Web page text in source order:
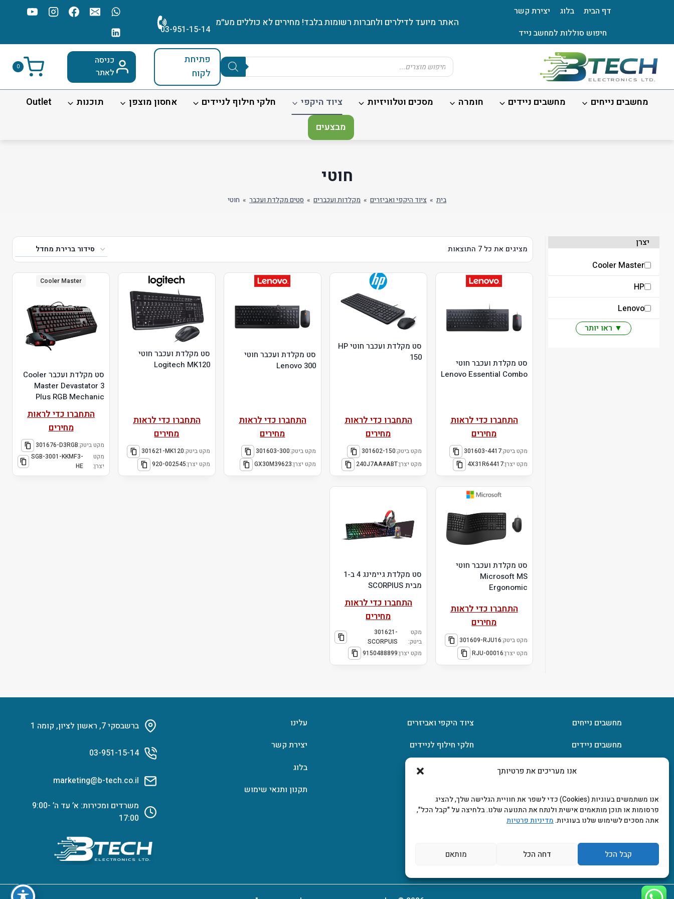
אנו מעריכים את פרטיותך
אנו משתמשים בעוגיות (Cookies) כדי לשפר את חוויית הגלישה שלך, להציג
פרסומות או תוכן מותאמים אישית ולנתח את התנועה שלנו. בלחיצה על "קבל הכל",
אתה מסכים לשימוש שלנו בעוגיות.מדיניות פרטיות
קבל הכל דחה הכל מותאם
דף הבית בלוג
יצירת קשר
חיפוש סוללות למחשב נייד
האתר מיועד לדילרים ולחברות רשומות בלבד! מחירים לא כוללים מע׳׳מ
03-951-15-14
Products
search
פתיחת
לקוח
כניסה
לאתר
0
מחשבים נייחים מחשבים ניידים חומרה מסכים וטלוויזיות ציוד היקפי חלקי חילוף לניידים אחסון מוצפן תוכנות
Outlet
מבצעים
חוטי
בית » ציוד היקפי ואביזרים » מקלדות ועכברים » סטים מקלדת ועכבר » חוטי
מציגים את כל ⁦7⁩ התוצאות
סט מקלדת ועכבר חוטי
Lenovo Essential Combo
התחברו כדי לראות
מחירים
מקט ביטק:301603-4417
מקט יצרן:4X31R64417
סט מקלדת ועכבר חוטי HP
150
התחברו כדי לראות
מחירים
מקט ביטק:301602-150
מקט יצרן:240J7AA#ABT
סט מקלדת ועכבר חוטי
Lenovo 300
התחברו כדי לראות
מחירים
מקט ביטק:301603-300
מקט יצרן:GX30M39623
סט מקלדת ועכבר חוטי
Logitech MK120
התחברו כדי לראות
מחירים
מקט ביטק:301621-MK120
מקט יצרן:920-002545
Cooler Master
סט מקלדת ועכבר Cooler
Master Devastator 3
Plus RGB Mechanic
התחברו כדי לראות
מחירים
מקט ביטק:301676-D3RGB
מקט
יצרן:
SGB-3001-KKMF3-
HE
סט מקלדת ועכבר חוטי
Microsoft MS
Ergonomic
התחברו כדי לראות
מחירים
מקט ביטק:301609-RJU16
מקט יצרן:RJU-00016
סט מקלדת גיימינג 4 ב-1
מבית SCORPIUS
התחברו כדי לראות
מחירים
מקט
ביטק:
301621-
SCORPUIS
מקט יצרן:9150488899
יצרן
Cooler Master
HP
Lenovo
▼ ראו יותר
מחשבים נייחים
מחשבים ניידים
ציוד היקפי ואביזרים
חלקי חילוף לניידים
עלינו
יצירת קשר
בלוג
תקנון ותנאי שימוש
ברשבסקי 7, ראשון לציון, קומה 1
03-951-15-14
marketing@b-tech.co.il
משרדים ומכירות: א’ עד ה’ 9:00-
17:00